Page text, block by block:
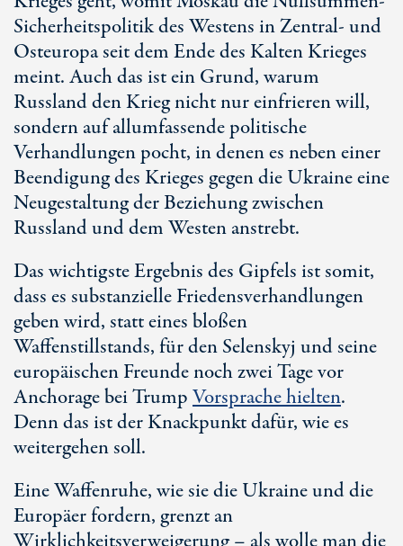
Sicherheitspolitik des Westens in Zentral- und
Osteuropa seit dem Ende des Kalten Krieges
meint. Auch das ist ein Grund, warum
Russland den Krieg nicht nur einfrieren will,
sondern auf allumfassende politische
Verhandlungen pocht, in denen es neben einer
Beendigung des Krieges gegen die Ukraine eine
Neugestaltung der Beziehung zwischen
Russland und dem Westen anstrebt.
Das wichtigste Ergebnis des Gipfels ist somit,
dass es substanzielle Friedensverhandlungen
geben wird, statt eines bloßen
Waffenstillstands, für den Selenskyj und seine
europäischen Freunde noch zwei Tage vor
Anchorage bei TrumpVorsprache hielten.
Denn das ist der Knackpunkt dafür, wie es
weitergehen soll.
Eine Waffenruhe, wie sie die Ukraine und die
Europäer fordern, grenzt an